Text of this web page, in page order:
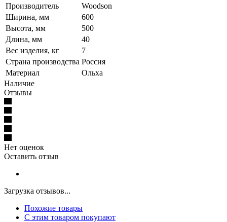
Производитель
Woodson
Ширина, мм
600
Высота, мм
500
Длина, мм
40
Вес изделия, кг
7
Страна производства Россия
Материал
Ольха
Наличие
Отзывы
Нет оценок
Оставить отзыв
Загрузка отзывов...
Похожие товары
С этим товаром покупают